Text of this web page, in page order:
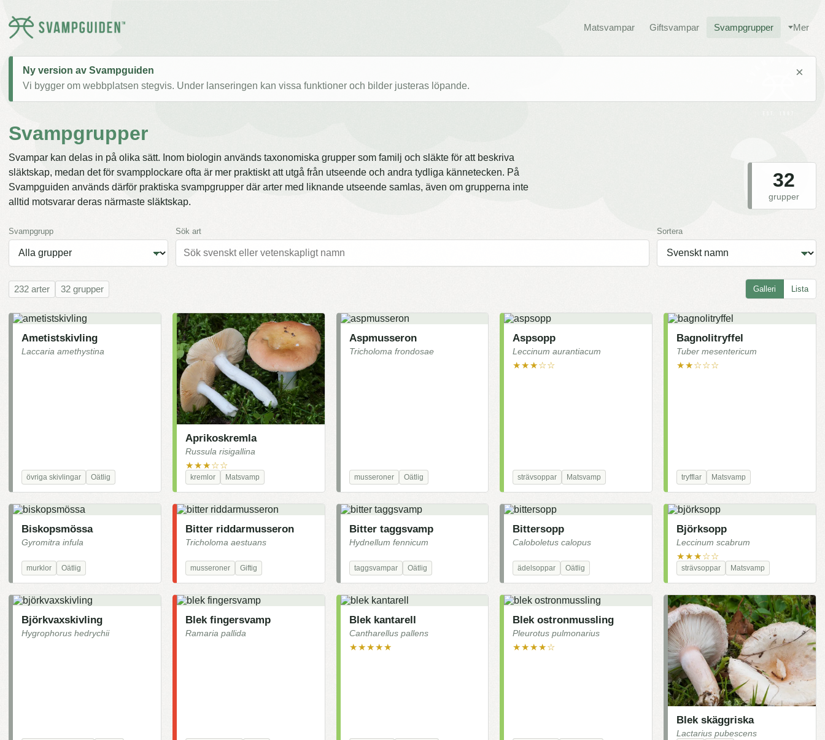
Matsvampar Giftsvampar Svampgrupper Mer
Ny version av Svampguiden
Vi bygger om webbplatsen stegvis. Under lanseringen kan vissa funktioner och bilder justeras löpande.
×
Svampgrupper
Svampar kan delas in på olika sätt. Inom biologin används taxonomiska grupper som familj och släkte för att beskriva
släktskap, medan det för svampplockare ofta är mer praktiskt att utgå från utseende och andra tydliga kännetecken. På
Svampguiden används därför praktiska svampgrupper där arter med liknande utseende samlas, även om grupperna inte
alltid motsvarar deras närmaste släktskap.
32
grupper
Svampgrupp Sök art Sortera
232 arter 32 grupper Galleri Lista
Ametistskivling
Laccaria amethystina
övriga skivlingar Oätlig
Aprikoskremla
Russula risigallina
★★★☆☆
kremlor Matsvamp
Aspmusseron
Tricholoma frondosae
musseroner Oätlig
Aspsopp
Leccinum aurantiacum
★★★☆☆
strävsoppar Matsvamp
Bagnolitryffel
Tuber mesentericum
★★☆☆☆
tryfflar Matsvamp
Biskopsmössa
Gyromitra infula
murklor Oätlig
Bitter riddarmusseron
Tricholoma aestuans
musseroner Giftig
Bitter taggsvamp
Hydnellum fennicum
taggsvampar Oätlig
Bittersopp
Caloboletus calopus
ädelsoppar Oätlig
Björksopp
Leccinum scabrum
★★★☆☆
strävsoppar Matsvamp
Björkvaxskivling
Hygrophorus hedrychii
Blek fingersvamp
Ramaria pallida
Blek kantarell
Cantharellus pallens
★★★★★
Blek ostronmussling
Pleurotus pulmonarius
★★★★☆
Blek skäggriska
Lactarius pubescens